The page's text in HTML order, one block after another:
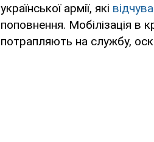
української армії, які
поповнення. Мобілізація в
потрапляють на службу,